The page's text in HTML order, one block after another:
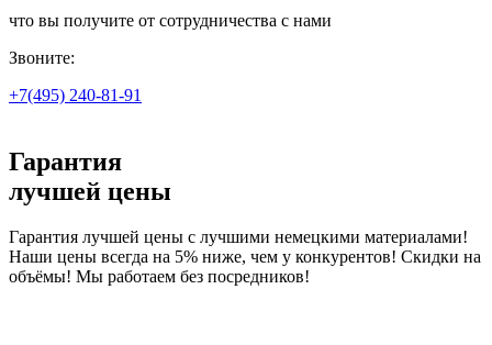
что вы получите от сотрудничества с нами
Звоните:
+7(495) 240-81-91
Гарантия
лучшей цены
Гарантия лучшей цены с лучшими немецкими материалами!
Наши цены всегда на 5% ниже, чем у конкурентов! Скидки на
объёмы! Мы работаем без посредников!